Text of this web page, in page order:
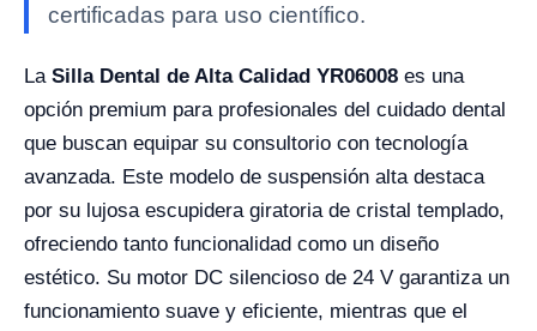
certificadas para uso científico.
La Silla Dental de Alta Calidad YR06008 es una
opción premium para profesionales del cuidado dental
que buscan equipar su consultorio con tecnología
avanzada. Este modelo de suspensión alta destaca
por su lujosa escupidera giratoria de cristal templado,
ofreciendo tanto funcionalidad como un diseño
estético. Su motor DC silencioso de 24 V garantiza un
funcionamiento suave y eficiente, mientras que el